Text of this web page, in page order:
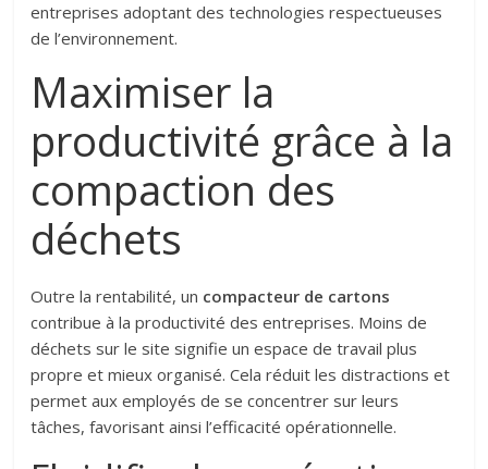
entreprises adoptant des technologies respectueuses
de l’environnement.
Maximiser la
productivité grâce à la
compaction des
déchets
Outre la rentabilité, un compacteur de cartons
contribue à la productivité des entreprises. Moins de
déchets sur le site signifie un espace de travail plus
propre et mieux organisé. Cela réduit les distractions et
permet aux employés de se concentrer sur leurs
tâches, favorisant ainsi l’efficacité opérationnelle.